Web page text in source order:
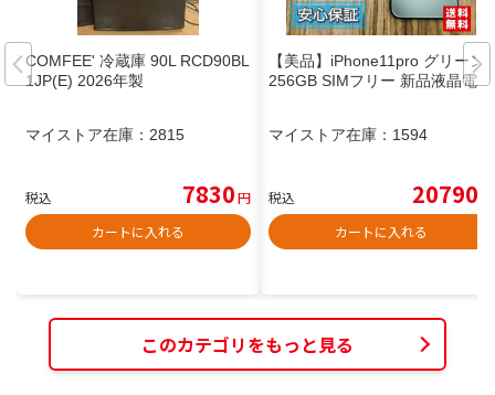
COMFEE' 冷蔵庫 90L RCD90BL
1JP(E) 2026年製
マイストア在庫： 2815
税込 7830円
カートに入れる
【美品】iPhone11pro グリーン
256GB SIMフリー 新品液晶電池
マイストア在庫： 1594
税込 20790
カートに入れる
このカテゴリをもっと見る